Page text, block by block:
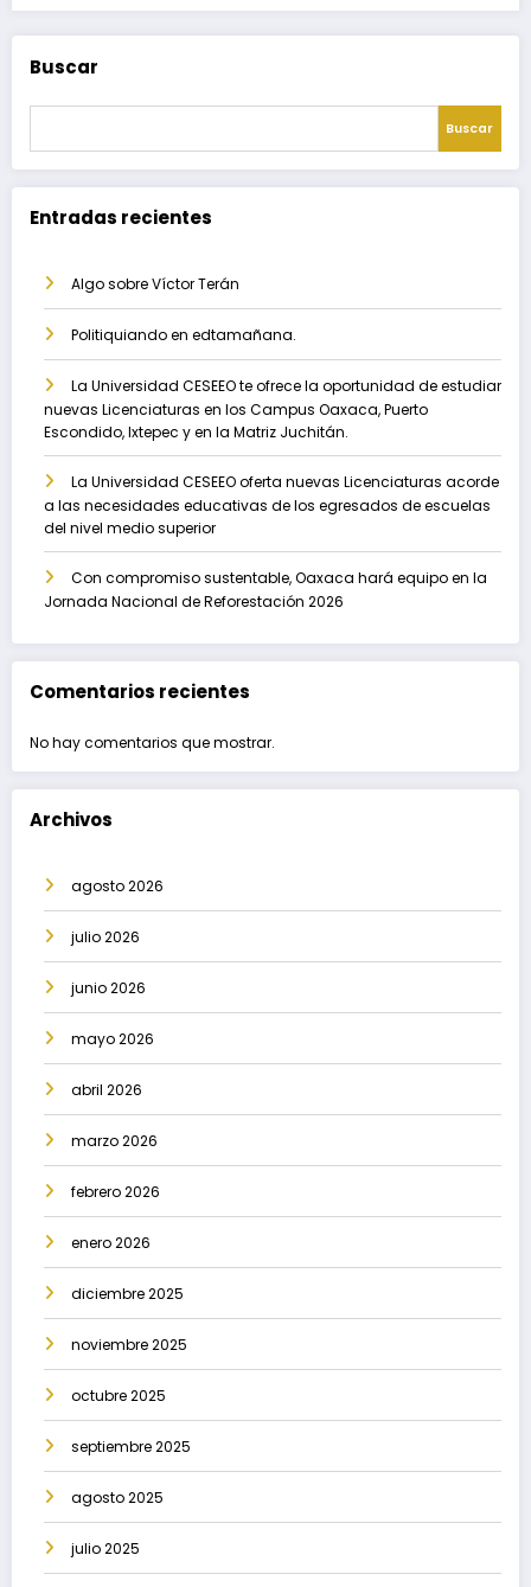
Buscar
Buscar
Entradas recientes
Algo sobre Víctor Terán
Politiquiando en edtamañana.
La Universidad CESEEO te ofrece la oportunidad de estudiar
nuevas Licenciaturas en los Campus Oaxaca, Puerto
Escondido, Ixtepec y en la Matriz Juchitán.
La Universidad CESEEO oferta nuevas Licenciaturas acorde
a las necesidades educativas de los egresados de escuelas
del nivel medio superior
Con compromiso sustentable, Oaxaca hará equipo en la
Jornada Nacional de Reforestación 2026
Comentarios recientes
No hay comentarios que mostrar.
Archivos
agosto 2026
julio 2026
junio 2026
mayo 2026
abril 2026
marzo 2026
febrero 2026
enero 2026
diciembre 2025
noviembre 2025
octubre 2025
septiembre 2025
agosto 2025
julio 2025